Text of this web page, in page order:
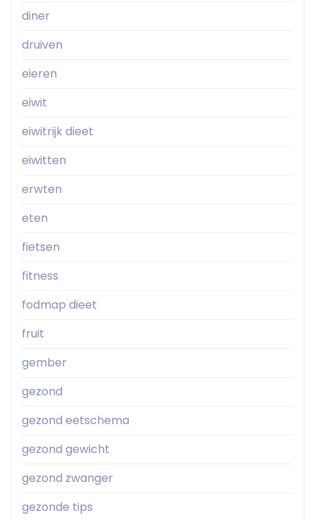
diner
druiven
eieren
eiwit
eiwitrijk dieet
eiwitten
erwten
eten
fietsen
fitness
fodmap dieet
fruit
gember
gezond
gezond eetschema
gezond gewicht
gezond zwanger
gezonde tips